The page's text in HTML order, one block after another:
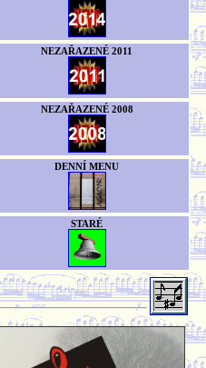
NEZAŘAZENÉ 2011
NEZAŘAZENÉ 2008
DENNÍ MENU
STARÉ